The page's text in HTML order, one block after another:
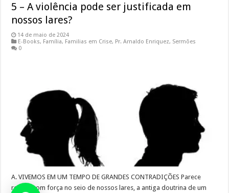
5 – A violência pode ser justificada em
nossos lares?
14 de maio de 2024
E-Books, Família, Familias em Crise, Pr. Arnaldo Enriquez, Sermões
0
A. VIVEMOS EM UM TEMPO DE GRANDES CONTRADIÇÕES Parece
reviver com força no seio de nossos lares, a antiga doutrina de um